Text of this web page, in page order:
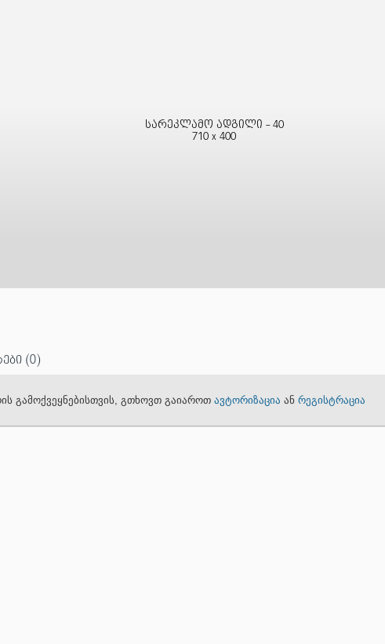
სარეკლამო ადგილი - 40
710 x 400
(0)
გამოქვეყნებისთვის, გთხოვთ გაიაროთ ავტორიზაცია ან რეგისტრაცია